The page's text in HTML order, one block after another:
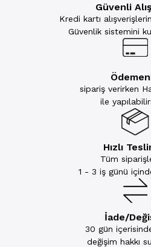
Güvenli
Kredi kartı
Güvenlik sistemini
sipariş verirken
ile
Hızlı
Tüm
1 - 3 iş günü
İade/
30 gün
değişim hakkı